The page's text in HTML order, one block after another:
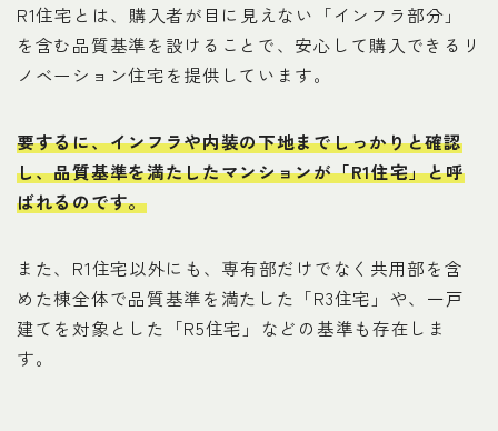
R1住宅とは、購入者が目に見えない「インフラ部分」
を含む品質基準を設けることで、安心して購入できるリ
ノベーション住宅を提供しています。
要するに、インフラや内装の下地までしっかりと確認
し、品質基準を満たしたマンションが「R1住宅」と呼
ばれるのです。
また、R1住宅以外にも、専有部だけでなく共用部を含
めた棟全体で品質基準を満たした「R3住宅」や、一戸
建てを対象とした「R5住宅」などの基準も存在しま
す。